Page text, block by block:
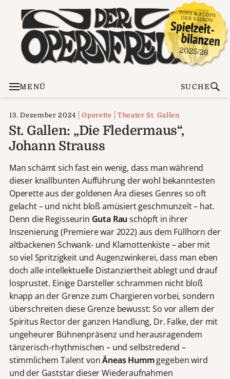
MENÜ SUCHE
13. Dezember 2024 Operette Theater St. Gallen
St. Gallen: „Die Fledermaus“,
Johann Strauss
Man schämt sich fast ein wenig, dass man während
dieser knallbunten Aufführung der wohl bekanntesten
Operette aus der goldenen Ära dieses Genres so oft
gelacht – und nicht bloß amüsiert geschmunzelt – hat.
Denn die Regisseurin Guta Rau schöpft in ihrer
Inszenierung (Premiere war 2022) aus dem Füllhorn der
altbackenen Schwank- und Klamottenkiste – aber mit
so viel Spritzigkeit und Augenzwinkerei, dass man eben
doch alle intellektuelle Distanziertheit ablegt und drauf
losprustet. Einige Darsteller schrammen nicht bloß
knapp an der Grenze zum Chargieren vorbei, sondern
überschreiten diese Grenze bewusst: So vor allem der
Spiritus Rector der ganzen Handlung, Dr. Falke, der mit
ungeheurer Bühnenpräsenz und herausragendem
tänzerisch-rhythmischen – und selbstredend –
stimmlichem Talent vonÄneas Hummgegeben wird
und der Gaststar dieser Wiederaufnahmen